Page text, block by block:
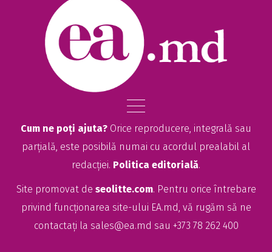
Cum ne poți ajuta? Orice reproducere, integrală sau
parțială, este posibilă numai cu acordul prealabil al
redacției. Politica editorială.
Site promovat de seolitte.com. Pentru orice întrebare
privind funcționarea site-ului EA.md, vă rugăm să ne
contactați la sales@ea.md sau +373 78 262 400